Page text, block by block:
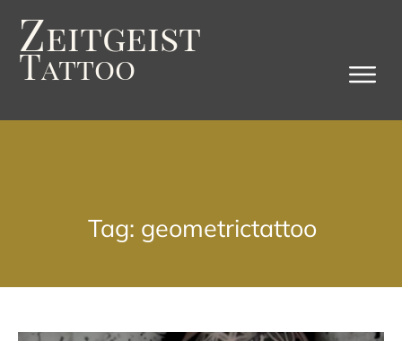
Zeitgeist
Tattoo
Tag: geometrictattoo